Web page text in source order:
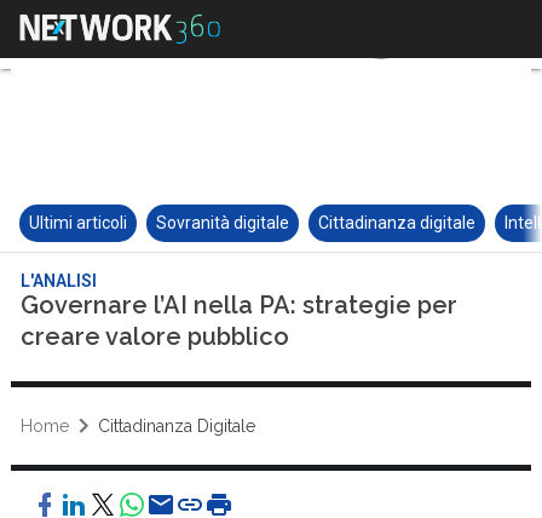
Ultimi articoli Sovranità digitale Cittadinanza digitale
L'ANALISI
Governare l’AI nella PA: strategie per
creare valore pubblico
Home Cittadinanza Digitale